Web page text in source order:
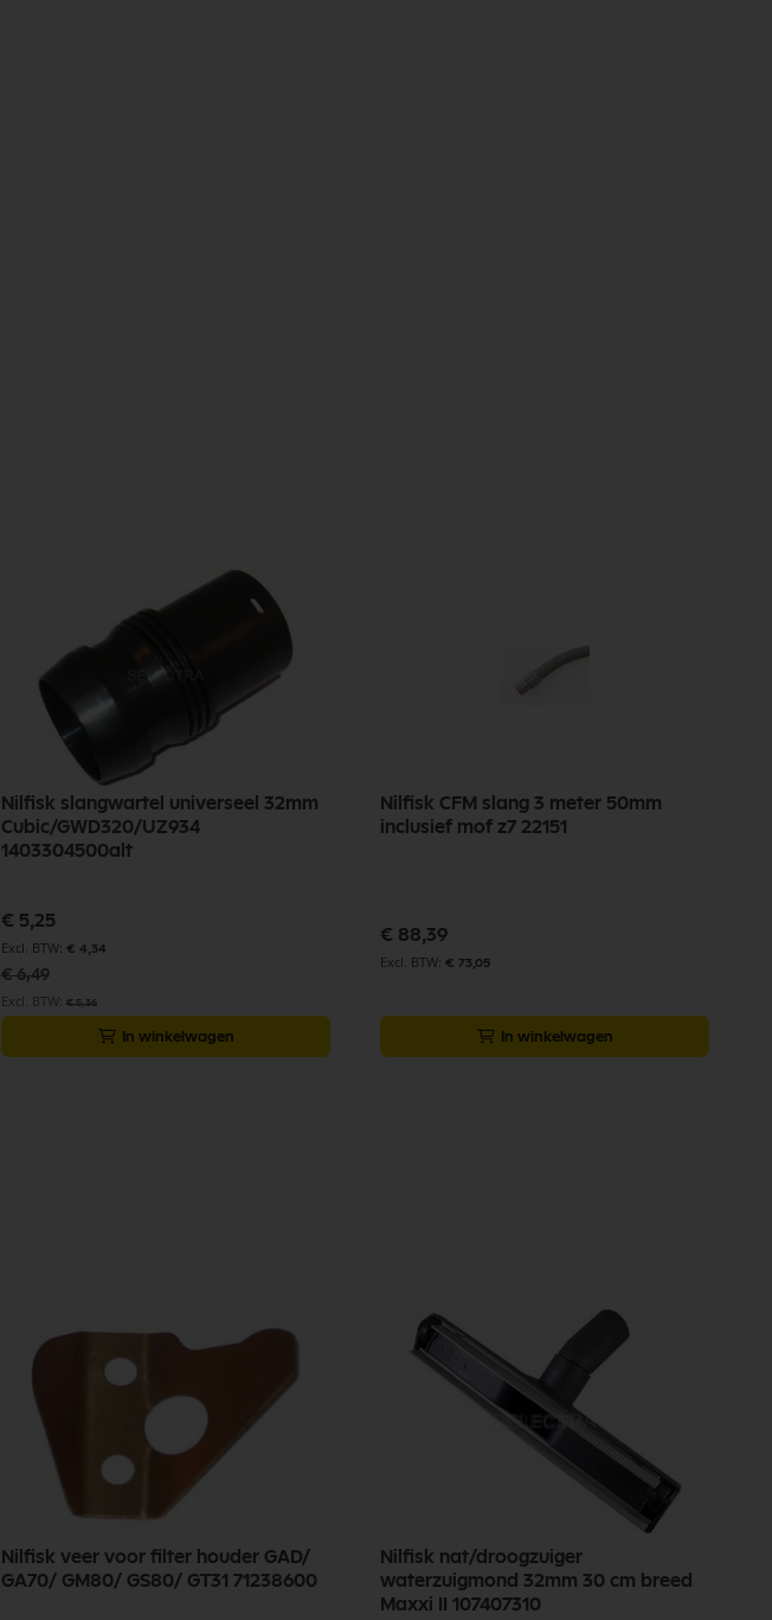
Nilfisk slangwartel universeel 32mm
Cubic/GWD320/UZ934
1403304500alt
Speciale
prijs
€ 5,25
€ 4,34
€ 6,49
€ 5,36
In winkelwagen
Nilfisk CFM slang 3 meter 50mm
inclusief mof z7 22151
€ 88,39
€ 73,05
In winkelwagen
Nilfisk veer voor filter houder GAD/
GA70/ GM80/ GS80/ GT31 71238600
Nilfisk nat/droogzuiger
waterzuigmond 32mm 30 cm breed
Maxxi II 107407310